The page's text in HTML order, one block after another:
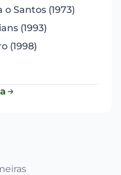
Santos (1973)
(1993)
(1998)